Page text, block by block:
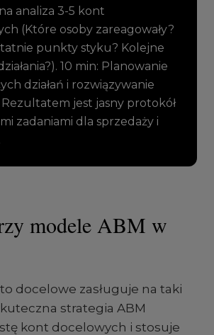
analiza 3-5 kont
(Które osoby zareagowały?
punkty styku? Kolejne
10 min: Planowanie
działań i rozwiązywanie
jest jasny protokół
zadaniami dla sprzedaży i
modele ABM w
docelowe zasługuje na taki
strategia ABM
kont docelowych i stosuje